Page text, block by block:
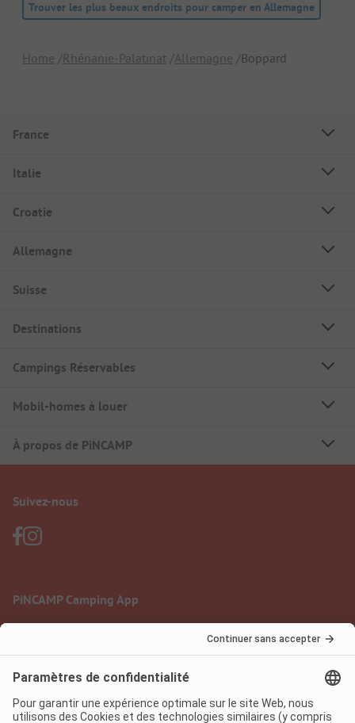
Trouver les plus beaux endroits pour camper en Allemagne
Home Rhénanie-Palatinat Allemagne Boppard
France
Italie
Croatie
Allemagne
Suisse
Destinations
Campings Réservables
Mobil-homes à louer
À propos de PiNCAMP
Suivez-nous
PiNCAMP Camping App